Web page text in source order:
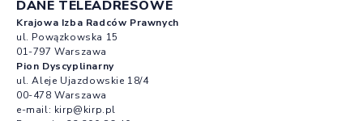
DANE TELEADRESOWE
Krajowa Izba Radców Prawnych
ul. Powązkowska 15
01-797 Warszawa
Pion Dyscyplinarny
ul. Aleje Ujazdowskie 18/4
00-478 Warszawa
e-mail: kirp@kirp.pl